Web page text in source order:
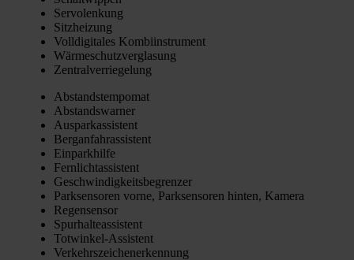
Ser­vo­len­kung
Sitz­hei­zung
Voll­di­gi­ta­les Kom­bi­in­stru­ment
Wär­me­schutz­ver­gla­sung
Zen­tral­ver­rie­ge­lung
Abstands­tem­po­mat
Abstands­war­ner
Aus­par­k­as­sis­tent
Berg­an­fahr­as­sis­tent
Ein­park­hil­fe
Fern­licht­as­sis­tent
Geschwin­dig­keits­be­gren­zer
Park­sen­so­ren vor­ne, Park­sen­so­ren hin­ten, Kame­ra
Regen­sen­sor
Spur­hal­te­as­sis­tent
Tot­win­kel-Assis­tent
Ver­kehrs­zei­chen­er­ken­nung